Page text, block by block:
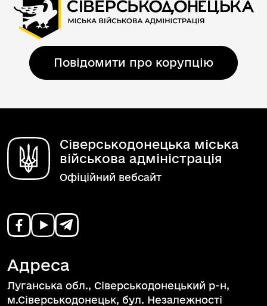
Повідомити про корупцію
Сіверськодонецька міська
військова адміністрація
Офіційний вебсайт
Адреса
Луганська обл., Сіверськодонецький р-н,
м.Сіверськодонецьк, бул. Незалежності